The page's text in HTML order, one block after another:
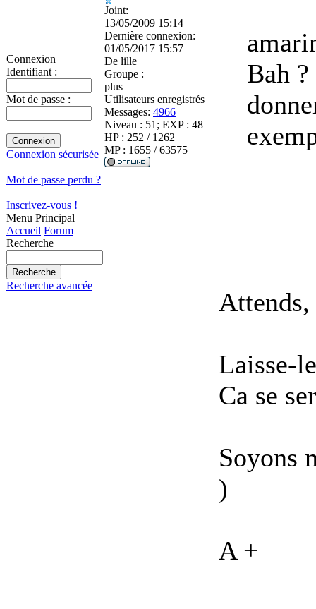
Connexion
Identifiant :
Mot de passe :
Connexion sécurisée
Mot de passe perdu ?
Inscrivez-vous !
Menu Principal
Accueil Forum
Recherche
Recherche avancée
Joint:
13/05/2009 15:14
Dernière connexion:
01/05/2017 15:57
De lille
Groupe :
plus
Utilisateurs enregistrés
Messages: 4966
Niveau : 51; EXP : 48
HP : 252 / 1262
MP : 1655 / 63575
Bah
Laisse-
Ca se
Soyons
)
A +